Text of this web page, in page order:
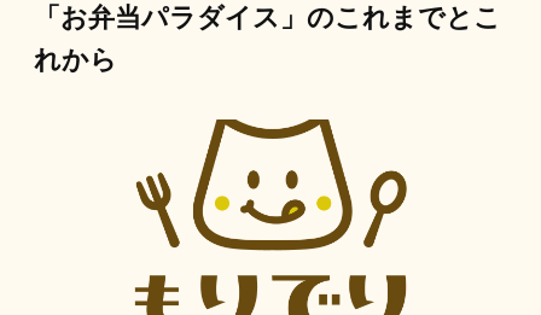
「お弁当パラダイス」のこれまでとこ
れから